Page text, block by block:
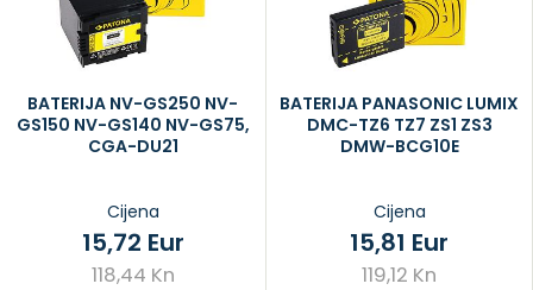
BATERIJA NV-GS250 NV-
GS150 NV-GS140 NV-GS75,
CGA-DU21
Cijena
118,44 Kn
15,72 Eur
BATERIJA PANASONIC LUMIX
DMC-TZ6 TZ7 ZS1 ZS3
DMW-BCG10E
Cijena
119,12 Kn
15,81 Eur